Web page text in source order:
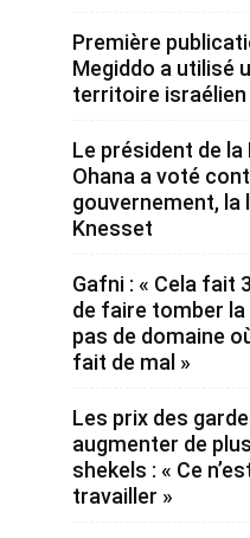
Première
Megiddo a utilisé
territoire israélien
Le président de
Ohana a voté
gouvernement, la
Knesset
Gafni : « Cela fait
de faire tomber la
pas de domaine
fait de mal »
Les prix des
augmenter de
shekels : « Ce
travailler »